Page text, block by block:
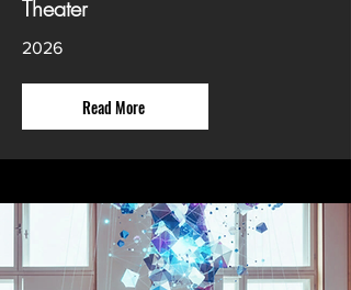
Theater
2026
Read More